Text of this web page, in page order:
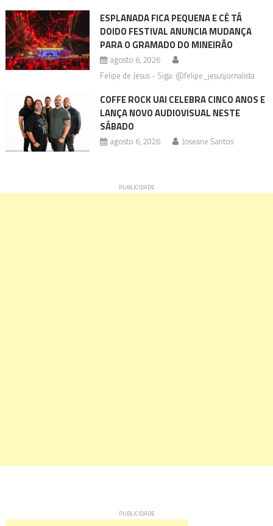
ESPLANADA FICA PEQUENA E CÊ TÁ
DOIDO FESTIVAL ANUNCIA MUDANÇA
PARA O GRAMADO DO MINEIRÃO
agosto 6, 2026
Felipe de Jesus - Siga: @felipe_jesusjornalista
COFFE ROCK UAI CELEBRA CINCO ANOS E
LANÇA NOVO AUDIOVISUAL NESTE
SÁBADO
agosto 6, 2026 Joseane Santos